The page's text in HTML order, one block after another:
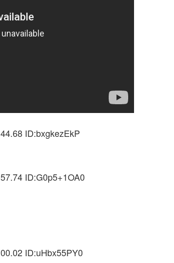
ID:bxgkezEkP
ID:G0p5+1OA0
ID:uHbx55PY0